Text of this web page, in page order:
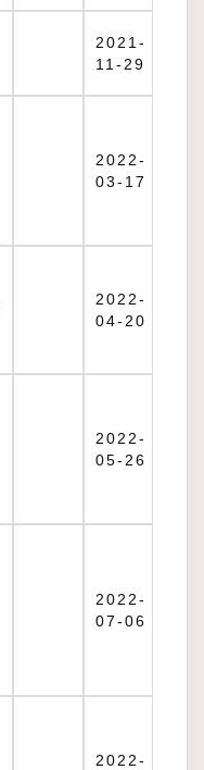
2021-
11-29
2022-
03-17
2022-
04-20
2022-
05-26
2022-
07-06
2022-